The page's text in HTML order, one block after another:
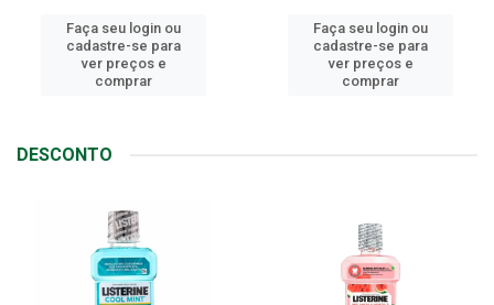
Faça seu login ou
cadastre-se para
ver preços e
comprar
Faça seu login ou
cadastre-se para
ver preços e
comprar
DESCONTO